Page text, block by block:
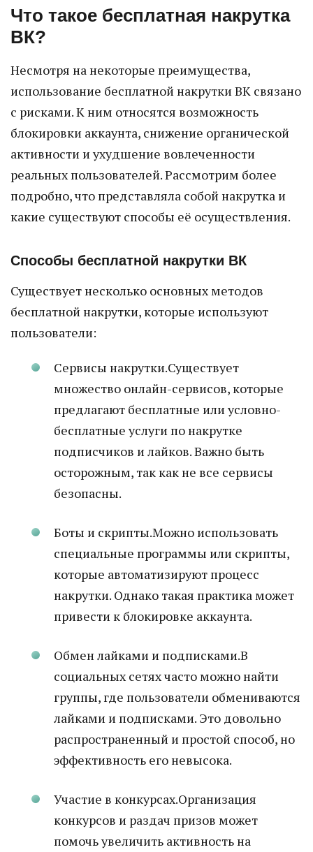
Что такое бесплатная накрутка
ВК?
Несмотря на некоторые преимущества,
использование бесплатной накрутки ВК связано
с рисками. К ним относятся возможность
блокировки аккаунта, снижение органической
активности и ухудшение вовлеченности
реальных пользователей. Рассмотрим более
подробно, что представляла собой накрутка и
какие существуют способы её осуществления.
Способы бесплатной накрутки ВК
Существует несколько основных методов
бесплатной накрутки, которые используют
пользователи:
Сервисы накрутки.Существует
множество онлайн-сервисов, которые
предлагают бесплатные или условно-
бесплатные услуги по накрутке
подписчиков и лайков. Важно быть
осторожным, так как не все сервисы
безопасны.
Боты и скрипты.Можно использовать
специальные программы или скрипты,
которые автоматизируют процесс
накрутки. Однако такая практика может
привести к блокировке аккаунта.
Обмен лайками и подписками.В
социальных сетях часто можно найти
группы, где пользователи обмениваются
лайками и подписками. Это довольно
распространенный и простой способ, но
эффективность его невысока.
Участие в конкурсах.Организация
конкурсов и раздач призов может
помочь увеличить активность на